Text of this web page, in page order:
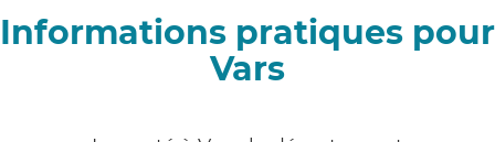
Informations pratiques pour
Vars